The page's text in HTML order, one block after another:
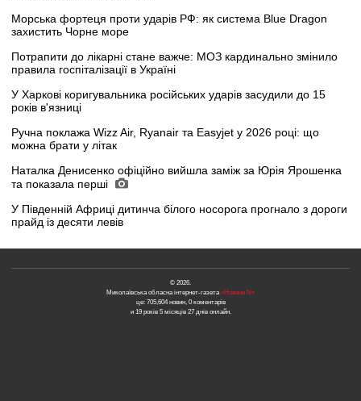
Морська фортеця проти ударів РФ: як система Blue Dragon
захистить Чорне море
Потрапити до лікарні стане важче: МОЗ кардинально змінило
правила госпіталізації в Україні
У Харкові коригувальника російських ударів засудили до 15
років в'язниці
Ручна поклажа Wizz Air, Ryanair та Easyjet у 2026 році: що
можна брати у літак
Наталка Денисенко офіційно вийшла заміж за Юрія Ярошенка
та показала перші
У Південній Африці дитинча білого носорога прогнало з дороги
прайд із десяти левів
© 2026.
Миколаївська обласна інтернет-газета «Новини N»
це: 705,604 новин, 0 коментарів
и 19 років 5 місяців 27 днів онлайн.